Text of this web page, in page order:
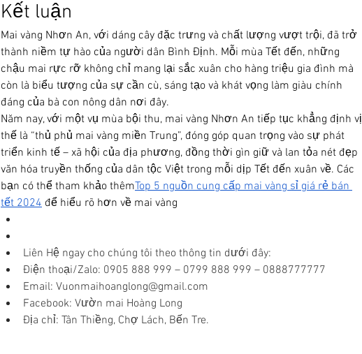
Kết luận
Mai vàng Nhơn An, với dáng cây đặc trưng và chất lượng vượt trội, đã trở
thành niềm tự hào của người dân Bình Định. Mỗi mùa Tết đến, những
chậu mai rực rỡ không chỉ mang lại sắc xuân cho hàng triệu gia đình mà
còn là biểu tượng của sự cần cù, sáng tạo và khát vọng làm giàu chính
đáng của bà con nông dân nơi đây.
Năm nay, với một vụ mùa bội thu, mai vàng Nhơn An tiếp tục khẳng định vị
thế là “thủ phủ mai vàng miền Trung”, đóng góp quan trọng vào sự phát
triển kinh tế – xã hội của địa phương, đồng thời gìn giữ và lan tỏa nét đẹp
văn hóa truyền thống của dân tộc Việt trong mỗi dịp Tết đến xuân về. Các
bạn có thể tham khảo thêmTop 5 nguồn cung cấp mai vàng sỉ giá rẻ bán
tết 2024 để hiểu rõ hơn về mai vàng
Liên Hệ ngay cho chúng tôi theo thông tin dưới đây:
Điện thoại/Zalo: 0905 888 999 – 0799 888 999 – 0888777777
Email: Vuonmaihoanglong@gmail.com
Facebook: Vườn mai Hoàng Long
Địa chỉ: Tân Thiềng, Chợ Lách, Bến Tre.